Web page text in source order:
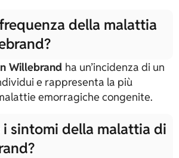
della malattia
Willebrand ha un’incidenza di un
e rappresenta la più
emorragiche congenite.
sintomi della malattia di